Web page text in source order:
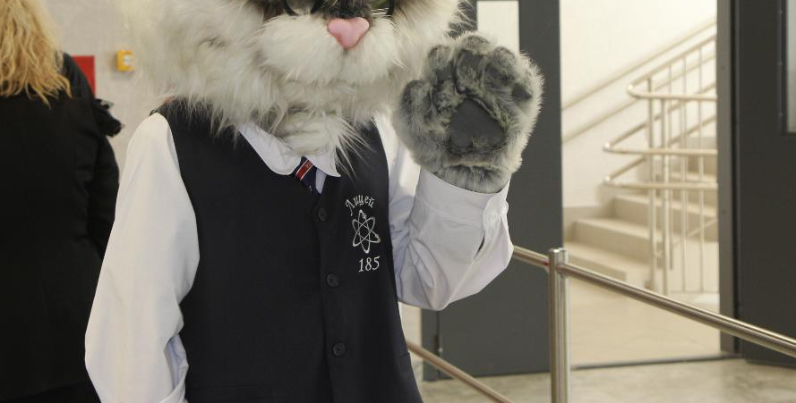
Директор ИИГСО НГПУ:
региональный компонент курса
«Россия – мои горизонты»
поможет школьникам с
выбором актуальной профессии
5 августа 2026
НГПУ ждет первокурсников на
собрания по зачислению
4 августа 2026